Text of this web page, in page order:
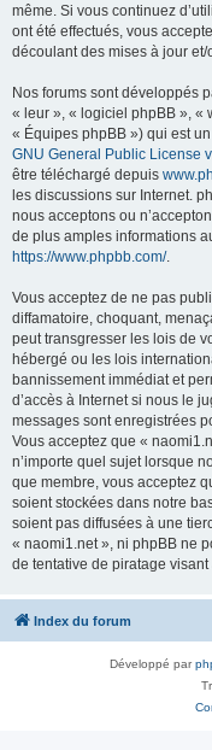
même. Si vous continuez
ont été effectués, vous
découlant des mises à jour
Nos forums sont développés
« leur », « logiciel phpBB », «
« Équipes phpBB ») qui est
GNU General Public License
être téléchargé depuis
les discussions sur Internet.
nous acceptons ou
de plus amples informations
https://www.phpbb.com/.
Vous acceptez de ne pas
diffamatoire, choquant,
peut transgresser les lois de
hébergé ou les lois
bannissement immédiat et
d’accès à Internet si nous le
messages sont enregistrées
Vous acceptez que «
n’importe quel sujet lorsque
que membre, vous acceptez
soient stockées dans notre
soient pas diffusées à une
« naomi1.net », ni phpBB ne
de tentative de piratage
Index du forum
Développé par